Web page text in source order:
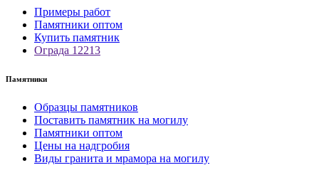
Примеры работ
Памятники оптом
Купить памятник
Ограда 12213
Памятники
Образцы памятников
Поставить памятник на могилу
Памятники оптом
Цены на надгробия
Виды гранита и мрамора на могилу